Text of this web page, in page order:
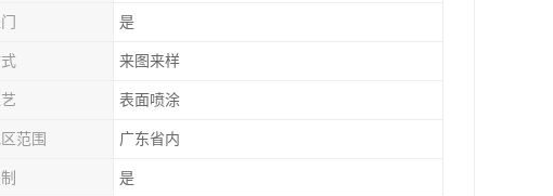
是
来图来样
表面喷涂
范围 广东省内
是